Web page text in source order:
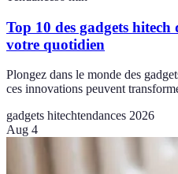
Top 10 des gadgets
votre quotidien
Plongez dans le monde des
ces innovations peuvent
gadgets hitechtendances 2026
Aug 4